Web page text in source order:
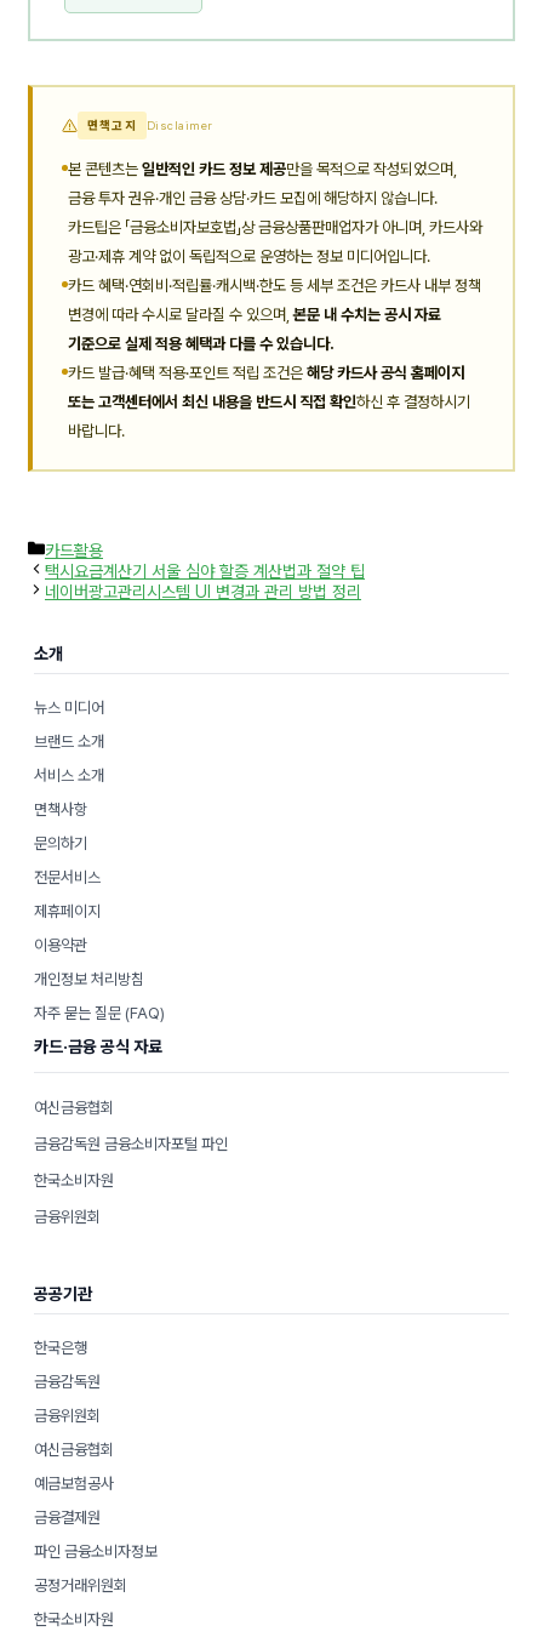
면책고지 Disclaimer
본 콘텐츠는 일반적인 카드 정보 제공만을 목적으로 작성되었으며,
금융 투자 권유·개인 금융 상담·카드 모집에 해당하지 않습니다.
카드팁은 「금융소비자보호법」상 금융상품판매업자가 아니며, 카드사와
광고·제휴 계약 없이 독립적으로 운영하는 정보 미디어입니다.
카드 혜택·연회비·적립률·캐시백·한도 등 세부 조건은 카드사 내부 정책
변경에 따라 수시로 달라질 수 있으며,본문 내 수치는 공시 자료
기준으로 실제 적용 혜택과 다를 수 있습니다.
카드 발급·혜택 적용·포인트 적립 조건은 해당 카드사 공식 홈페이지
또는 고객센터에서 최신 내용을 반드시 직접 확인하신 후 결정하시기
바랍니다.
카
테
고
리
카드활용
택시요금계산기 서울 심야 할증 계산법과 절약 팁
네이버광고관리시스템 UI 변경과 관리 방법 정리
소개
뉴스 미디어
브랜드 소개
서비스 소개
면책사항
문의하기
전문서비스
제휴페이지
이용약관
개인정보 처리방침
자주 묻는 질문 (FAQ)
카드·금융 공식 자료
여신금융협회
금융감독원 금융소비자포털 파인
한국소비자원
금융위원회
공공기관
한국은행
금융감독원
금융위원회
여신금융협회
예금보험공사
금융결제원
파인 금융소비자정보
공정거래위원회
한국소비자원